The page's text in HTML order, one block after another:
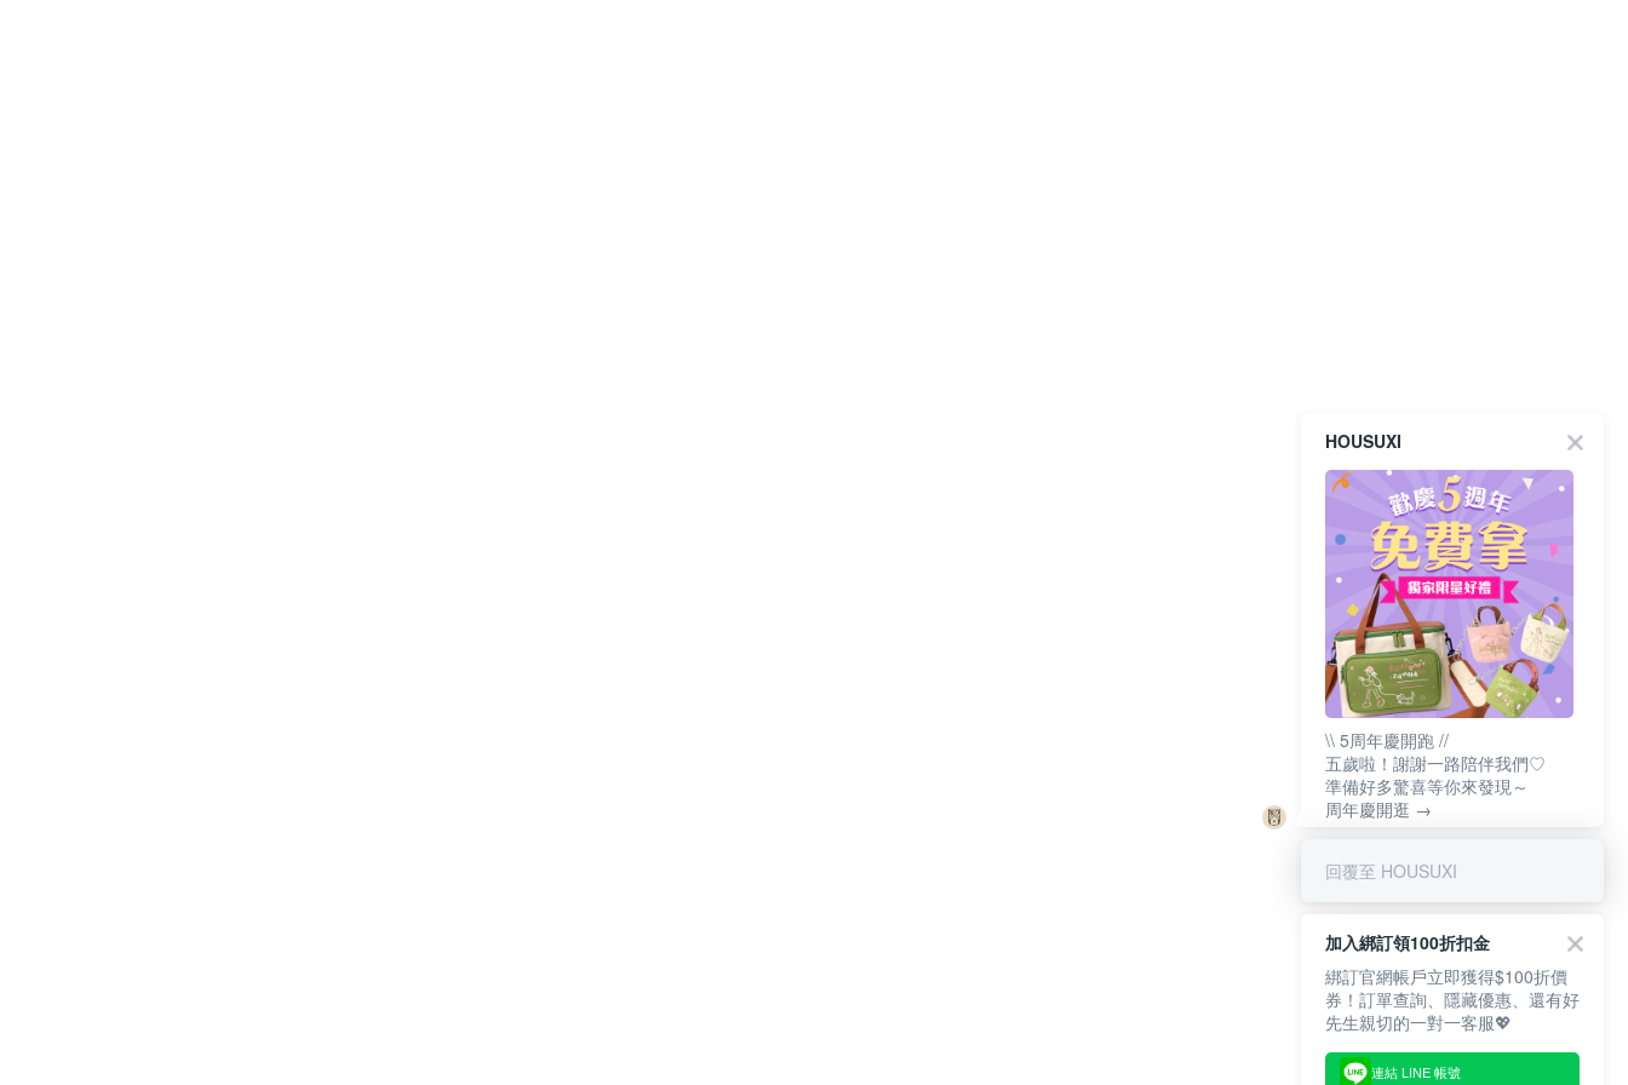
HOUSUXI
\\ 5周年慶開跑 //
五歲啦！謝謝一路陪伴我們♡
準備好多驚喜等你來發現～
周年慶開逛 →
回覆至 HOUSUXI
加入綁訂領100折扣金
綁訂官網帳戶立即獲得$100折價
券！訂單查詢、隱藏優惠、還有好
先生親切的一對一客服💖
連結 LINE 帳號